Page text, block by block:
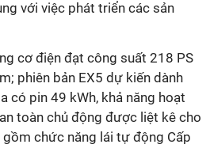
với việc phát triển các sản
cơ điện đạt công suất 218 PS
phiên bản EX5 dự kiến dành
có pin 49 kWh, khả năng hoạt
toàn chủ động được liệt kê cho
gồm chức năng lái tự động Cấp